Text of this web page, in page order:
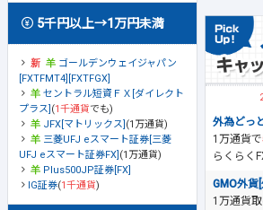
5千円以上→1万円未満
ゴールデンウェイジャパン
[FXTFMT4][FXTFGX]
セントラル短資ＦＸ[ダイレクト
プラス] (1千通貨でも)
JFX[マトリックス] (1万通貨)
三菱UFJ eスマート証券[三菱
UFJ eスマート証券FX] (1万通貨)
Plus500JP証券[FX]
IG証券(1千通貨)
外為どっ
1万通貨で
らくらく
GMO外貨
1万通貨